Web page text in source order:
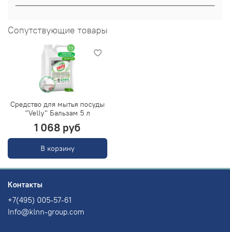
Сопутствующие товары
Средство для мытья посуды
"Velly" Бальзам 5 л
1 068 руб
В корзину
Контакты
+7(495) 005-57-61
Info@klnn-group.com